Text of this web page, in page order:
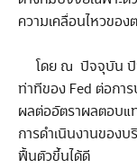
ความเคลื่อนไหวของ
โดย ณ ปัจจุบัน ปั
ท่าทีของ Fed ต่อกา
ผลต่ออัตราผลตอบแ
การดำเนินงานของบ
ฟื้นตัวขึ้นได้ดี